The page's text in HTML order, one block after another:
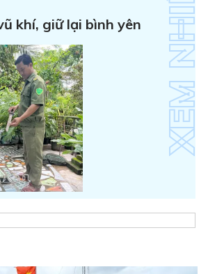
khí, giữ lại bình yên